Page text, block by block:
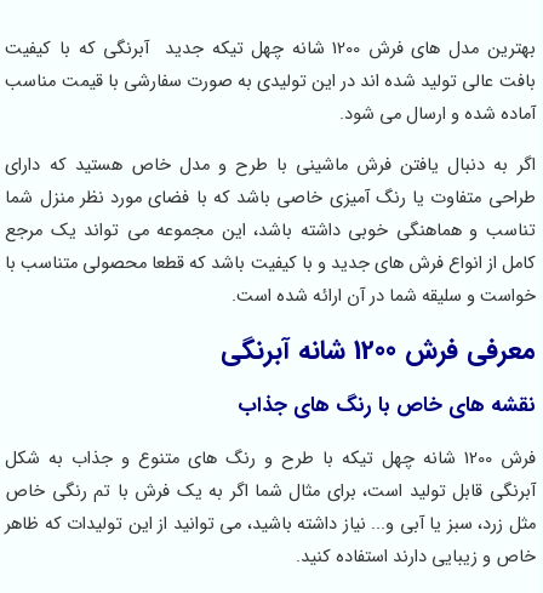
بهترین مدل های فرش 1200 شانه چهل تیکه جدید آبرنگی که با کیفیت
بافت عالی تولید شده اند در این تولیدی به صورت سفارشی با قیمت مناسب
آماده شده و ارسال می شود.
اگر به دنبال یافتن فرش ماشینی با طرح و مدل خاص هستید که دارای
طراحی متفاوت یا رنگ آمیزی خاصی باشد که با فضای مورد نظر منزل شما
تناسب و هماهنگی خوبی داشته باشد، این مجموعه می تواند یک مرجع
کامل از انواع فرش های جدید و با کیفیت باشد که قطعا محصولی متناسب با
خواست و سلیقه شما در آن ارائه شده است.
معرفی فرش 1200 شانه آبرنگی
نقشه های خاص با رنگ های جذاب
فرش 1200 شانه چهل تیکه با طرح و رنگ های متنوع و جذاب به شکل
آبرنگی قابل تولید است، برای مثال شما اگر به یک فرش با تم رنگی خاص
مثل زرد، سبز یا آبی و... نیاز داشته باشید، می توانید از این تولیدات که ظاهر
خاص و زیبایی دارند استفاده کنید.